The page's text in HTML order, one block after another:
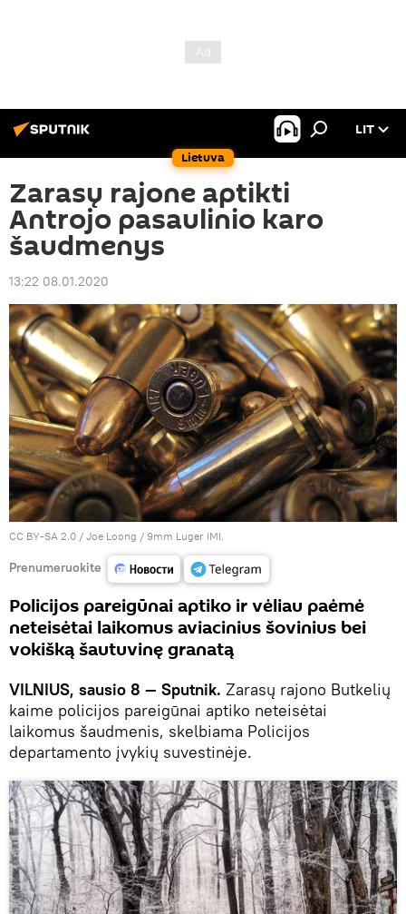
Lietuva
LIT
Zarasų rajone aptikti
Antrojo pasaulinio karo
šaudmenys
13:22 08.01.2020
CC BY-SA 2.0 / Joe Loong / 9mm Luger IMI.
Prenumeruokite
Policijos pareigūnai aptiko ir vėliau paėmė
neteisėtai laikomus aviacinius šovinius bei
vokišką šautuvinę granatą
VILNIUS, sausio 8 — Sputnik. Zarasų rajono Butkelių
kaime policijos pareigūnai aptiko neteisėtai
laikomus šaudmenis, skelbiama Policijos
departamento įvykių suvestinėje.